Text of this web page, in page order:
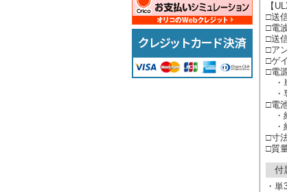
【
□送
□電
□送
□ア
□ゲ
□電
・
・
□電
・
・
□寸
□質
付
・